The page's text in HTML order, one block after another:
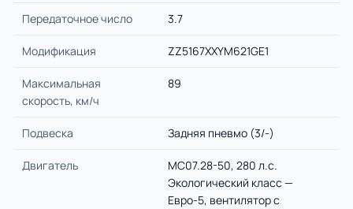
Передаточное число 3.7
Модификация ZZ5167XXYM621GE1
Максимальная
скорость, км/ч
89
Подвеска Задняя пневмо (3/-)
Двигатель
MC07.28-50, 280 л.с.
Экологический класс —
Евро-5, вентилятор с